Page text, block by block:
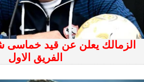
الزمالك يعلن عن قيد خماسى
الفريق الاول